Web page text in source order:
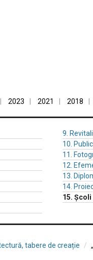
2023 2021 2018
9.
10.
11.
12.
13.
14.
15.
tabere de creație